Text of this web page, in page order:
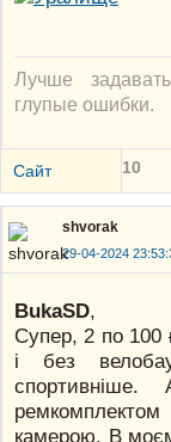
Лучше
глупые ошибки.
Сайт 10
shvorak
29-04-2024
BukaSD,
Супер, 2 по 100
і без
камерою. В